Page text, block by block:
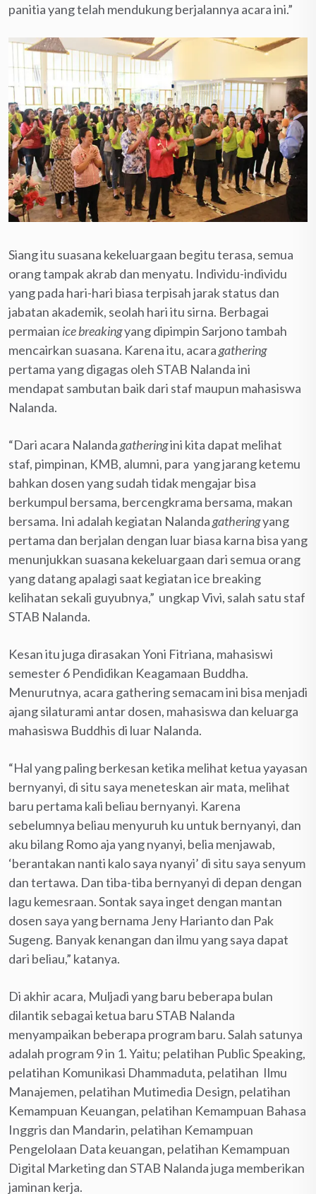
panitia yang telah mendukung berjalannya acara ini.”
Siang itu suasana kekeluargaan begitu terasa, semua
orang tampak akrab dan menyatu. Individu-individu
yang pada hari-hari biasa terpisah jarak status dan
jabatan akademik, seolah hari itu sirna. Berbagai
permaian ice breakingyang dipimpin Sarjono tambah
mencairkan suasana. Karena itu, acaragathering
pertama yang digagas oleh STAB Nalanda ini
mendapat sambutan baik dari staf maupun mahasiswa
Nalanda.
“Dari acara Nalandagatheringini kita dapat melihat
staf, pimpinan, KMB, alumni, para yang jarang ketemu
bahkan dosen yang sudah tidak mengajar bisa
berkumpul bersama, bercengkrama bersama, makan
bersama. Ini adalah kegiatan Nalandagatheringyang
pertama dan berjalan dengan luar biasa karna bisa yang
menunjukkan suasana kekeluargaan dari semua orang
yang datang apalagi saat kegiatan ice breaking
kelihatan sekali guyubnya,” ungkap Vivi, salah satu staf
STAB Nalanda.
Kesan itu juga dirasakan Yoni Fitriana, mahasiswi
semester 6 Pendidikan Keagamaan Buddha.
Menurutnya, acara gathering semacam ini bisa menjadi
ajang silaturami antar dosen, mahasiswa dan keluarga
mahasiswa Buddhis di luar Nalanda.
“Hal yang paling berkesan ketika melihat ketua yayasan
bernyanyi, di situ saya meneteskan air mata, melihat
baru pertama kali beliau bernyanyi. Karena
sebelumnya beliau menyuruh ku untuk bernyanyi, dan
aku bilang Romo aja yang nyanyi, belia menjawab,
‘berantakan nanti kalo saya nyanyi’ di situ saya senyum
dan tertawa. Dan tiba-tiba bernyanyi di depan dengan
lagu kemesraan. Sontak saya inget dengan mantan
dosen saya yang bernama Jeny Harianto dan Pak
Sugeng. Banyak kenangan dan ilmu yang saya dapat
dari beliau,” katanya.
Di akhir acara, Muljadi yang baru beberapa bulan
dilantik sebagai ketua baru STAB Nalanda
menyampaikan beberapa program baru. Salah satunya
adalah program 9 in 1. Yaitu; pelatihan Public Speaking,
pelatihan Komunikasi Dhammaduta, pelatihan Ilmu
Manajemen, pelatihan Mutimedia Design, pelatihan
Kemampuan Keuangan, pelatihan Kemampuan Bahasa
Inggris dan Mandarin, pelatihan Kemampuan
Pengelolaan Data keuangan, pelatihan Kemampuan
Digital Marketing dan STAB Nalanda juga memberikan
jaminan kerja.